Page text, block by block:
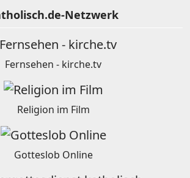
Netzwerk
Fernsehen - kirche.tv
Religion im Film
Gotteslob Online